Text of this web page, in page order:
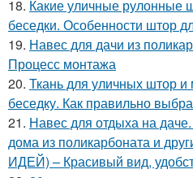
18. Какие уличные рулонные
беседки. Особенности штор
19. Навес для дачи из
Процесс монтажа
20. Ткань для уличных штор
беседку. Как правильно
21. Навес для отдыха на
дома из поликарбоната и
ИДЕЙ) – Красивый вид,